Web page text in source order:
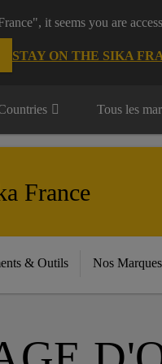
it seems you are
STAY ON THE SIKA
Tous les
France
& Outils Nos Marques